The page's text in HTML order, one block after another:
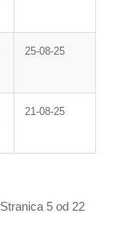
25-08-25
21-08-25
Stranica 5 od 22